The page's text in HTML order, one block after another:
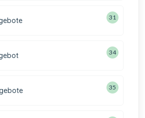
31
34
35